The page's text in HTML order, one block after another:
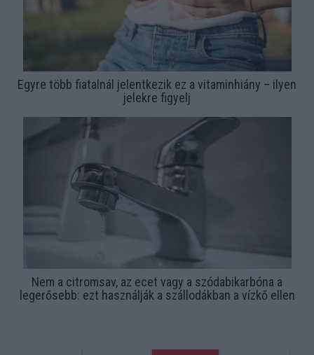
Egyre több fiatalnál jelentkezik ez a vitaminhiány – ilyen
jelekre figyelj
Nem a citromsav, az ecet vagy a szódabikarbóna a
legerősebb: ezt használják a szállodákban a vízkő ellen